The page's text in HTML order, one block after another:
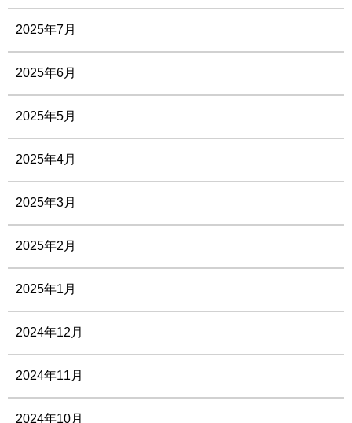
2025年7月
2025年6月
2025年5月
2025年4月
2025年3月
2025年2月
2025年1月
2024年12月
2024年11月
2024年10月